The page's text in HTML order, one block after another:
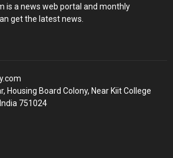
is a news web portal and monthly
get the latest news.
Housing Board Colony, Near Kiit College
751024